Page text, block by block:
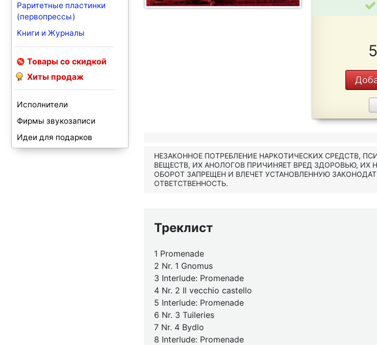
Раритетные пластинки
(первопрессы)
Книги и Журналы
Товары со скидкой
Хиты продаж
Исполнители
Фирмы звукозаписи
Идеи для подарков
НЕЗАКОННОЕ ПОТРЕБЛЕНИЕ НАРКОТИЧЕСКИХ СРЕДСТВ,
ВЕЩЕСТВ, ИХ АНОЛОГОВ ПРИЧИНЯЕТ ВРЕД ЗДОРОВЬЮ, ИХ
ОБОРОТ ЗАПРЕЩЕН И ВЛЕЧЕТ УСТАНОВЛЕННУЮ
ОТВЕТСТВЕННОСТЬ.
Треклист
1 Promenade
2 Nr. 1 Gnomus
3 Interlude: Promenade
4 Nr. 2 Il vecchio castello
5 Interlude: Promenade
6 Nr. 3 Tuileries
7 Nr. 4 Bydlo
8 Interlude: Promenade